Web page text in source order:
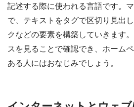
記述する際に使われる言語です。
で、テキストをタグで区切り見出
クなどの要素を構築していきます
スを見ることで確認でき、ホーム
ある人にはおなじみでしょう。